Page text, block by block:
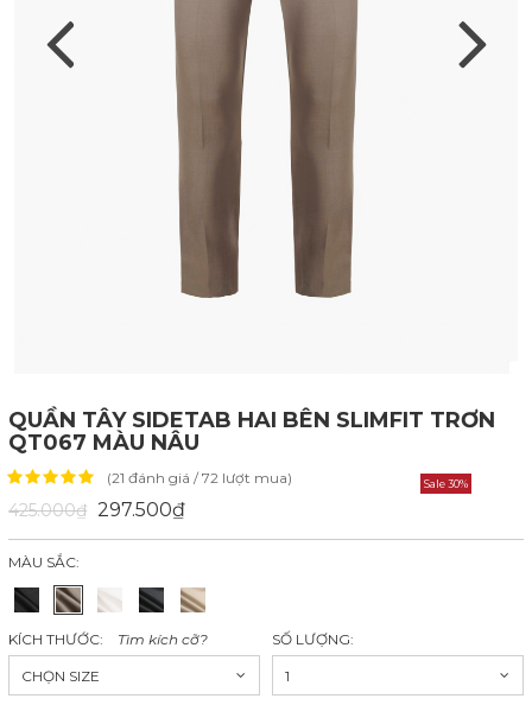
QUẦN TÂY SIDETAB HAI BÊN SLIMFIT TRƠN
QT067 MÀU NÂU
Sale 30%
(21 đánh giá / 72 lượt mua)
425.000₫ 297.500₫
MÀU SẮC:
KÍCH THƯỚC: Tìm kích cỡ?
CHỌN SIZE
SỐ LƯỢNG:
1